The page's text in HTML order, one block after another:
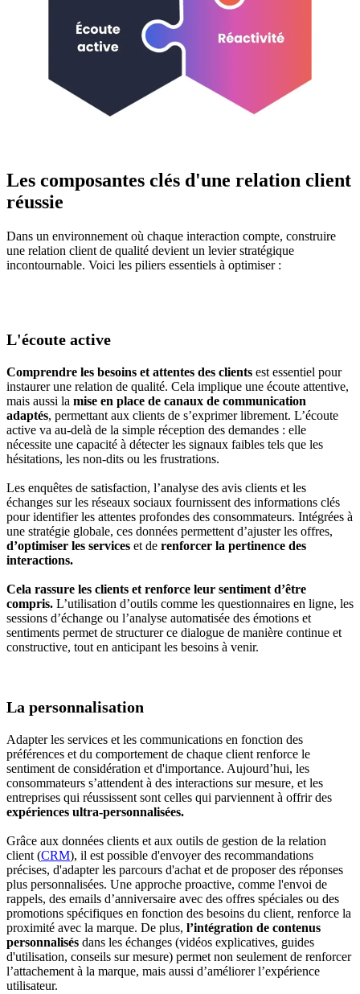
Les composantes clés d'une relation client
réussie
Dans un environnement où chaque interaction compte, construire
une relation client de qualité devient un levier stratégique
incontournable. Voici les piliers essentiels à optimiser :
L'écoute active
Comprendre les besoins et attentes des clients est essentiel pour
instaurer une relation de qualité. Cela implique une écoute attentive,
mais aussi la mise en place de canaux de communication
adaptés, permettant aux clients de s’exprimer librement. L’écoute
active va au-delà de la simple réception des demandes : elle
nécessite une capacité à détecter les signaux faibles tels que les
hésitations, les non-dits ou les frustrations.
Les enquêtes de satisfaction, l’analyse des avis clients et les
échanges sur les réseaux sociaux fournissent des informations clés
pour identifier les attentes profondes des consommateurs. Intégrées à
une stratégie globale, ces données permettent d’ajuster les offres,
d’optimiser les services et de renforcer la pertinence des
interactions.
Cela rassure les clients et renforce leur sentiment d’être
compris. L’utilisation d’outils comme les questionnaires en ligne, les
sessions d’échange ou l’analyse automatisée des émotions et
sentiments permet de structurer ce dialogue de manière continue et
constructive, tout en anticipant les besoins à venir.
La personnalisation
Adapter les services et les communications en fonction des
préférences et du comportement de chaque client renforce le
sentiment de considération et d'importance. Aujourd’hui, les
consommateurs s’attendent à des interactions sur mesure, et les
entreprises qui réussissent sont celles qui parviennent à offrir des
expériences ultra-personnalisées.
Grâce aux données clients et aux outils de gestion de la relation
client (CRM), il est possible d'envoyer des recommandations
précises, d'adapter les parcours d'achat et de proposer des réponses
plus personnalisées. Une approche proactive, comme l'envoi de
rappels, des emails d’anniversaire avec des offres spéciales ou des
promotions spécifiques en fonction des besoins du client, renforce la
proximité avec la marque. De plus, l’intégration de contenus
personnalisés dans les échanges (vidéos explicatives, guides
d'utilisation, conseils sur mesure) permet non seulement de renforcer
l’attachement à la marque, mais aussi d’améliorer l’expérience
utilisateur.